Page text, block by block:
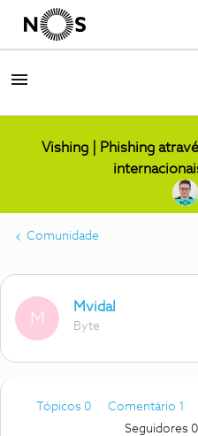
Vishing | Phishing
Comunidade
M
Mvidal
Byte
Tópicos 0 Comentário 1
Seguidores 0